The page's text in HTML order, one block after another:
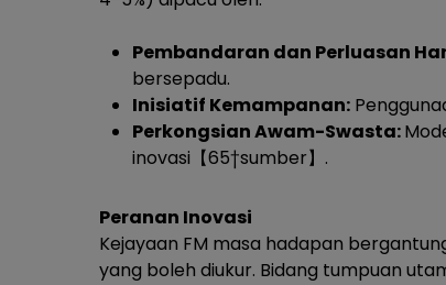
Pembandaran dan Perluasan
bersepadu.
Inisiatif Kemampanan:
Perkongsian Awam-Swasta:
inovasi【65†sumber】.
Peranan Inovasi
Kejayaan FM masa hadapan
yang boleh diukur. Bidang tumpuan